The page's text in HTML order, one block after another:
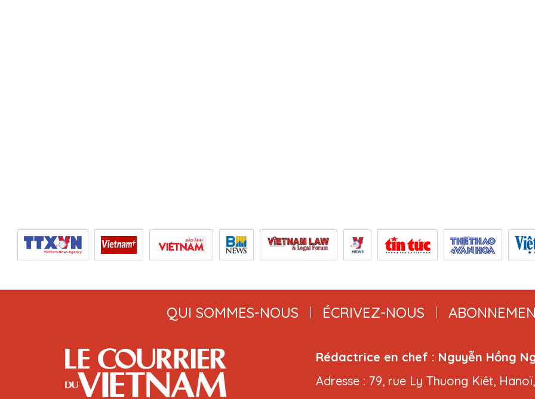
QUI SOMMES-NOUS ÉCRIVEZ-NOUS
Rédactrice en chef : Nguyễn Hồng
Adresse : 79, rue Ly Thuong Kiêt,